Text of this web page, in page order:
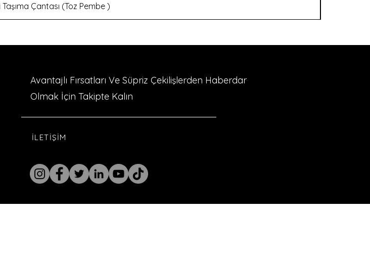
Hızlı BakışÇantası (Toz Pembe )
Avantajlı Fırsatları Ve Süpriz Çekilişlerden Haberdar
Olmak İçin Takipte Kalın
İLETİŞİM